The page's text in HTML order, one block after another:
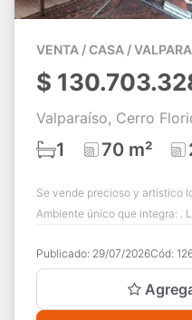
VENTA / CASA /
$
Valparaíso, Cerro
1 70 m²
Se vende precioso y artístico
Ambiente único que integra: .
Publicado: 29/07/2026Cód: